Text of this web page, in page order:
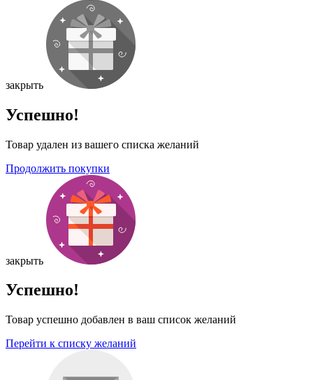
закрыть
Успешно!
Товар удален из вашего списка желаний
Продолжить покупки
закрыть
Успешно!
Товар успешно добавлен в ваш список желаний
Перейти к списку желаний